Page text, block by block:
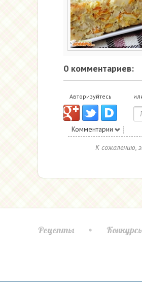
0 комментариев:
Авторизуйтесь
Комментарии
К сожалению,
Рецепты